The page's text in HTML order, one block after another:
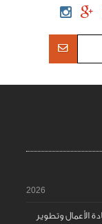
2026
الأعمال وتطوير